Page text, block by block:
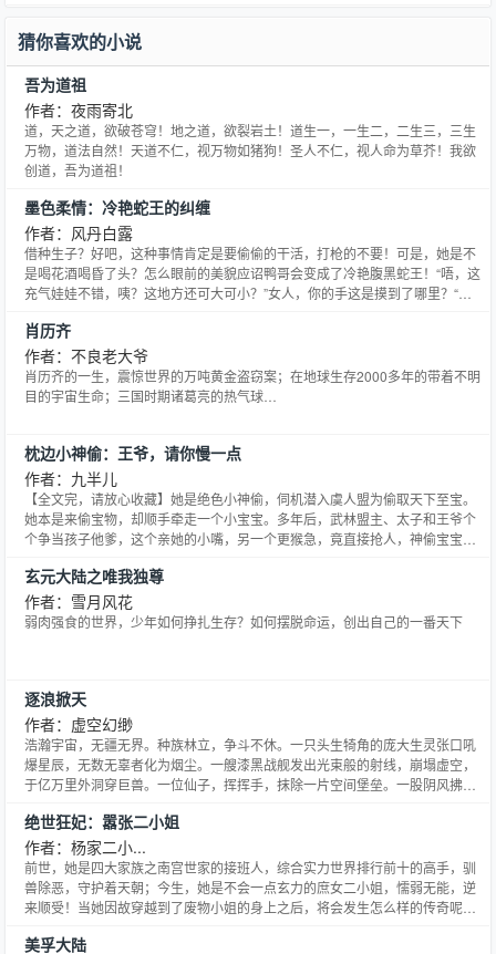
猜你喜欢的小说
吾为道祖
作者：夜雨寄北
道，天之道，欲破苍穹！地之道，欲裂岩土！道生一，一生二，二生三，三生
万物，道法自然！天道不仁，视万物如猪狗！圣人不仁，视人命为草芥！我欲
创道，吾为道祖！
墨色柔情：冷艳蛇王的纠缠
作者：风丹白露
借种生子？好吧，这种事情肯定是要偷偷的干活，打枪的不要！可是，她是不
是喝花酒喝昏了头？怎么眼前的美貌应诏鸭哥会变成了冷艳腹黑蛇王！“唔，这
充气娃娃不错，咦？这地方还可大可小？”女人，你的手这是摸到了哪里？“快
肖历齐
作者：不良老大爷
肖历齐的一生，震惊世界的万吨黄金盗窃案；在地球生存2000多年的带着不明
目的宇宙生命；三国时期诸葛亮的热气球…
枕边小神偷：王爷，请你慢一点
作者：九半儿
【全文完，请放心收藏】她是绝色小神偷，伺机潜入虞人盟为偷取天下至宝。
她本是来偷宝物，却顺手牵走一个小宝宝。多年后，武林盟主、太子和王爷个
个争当孩子他爹，这个亲她的小嘴，另一个更猴急，竟直接抢人，神偷宝宝横
玄元大陆之唯我独尊
作者：雪月风花
弱肉强食的世界，少年如何挣扎生存？如何摆脱命运，创出自己的一番天下
逐浪掀天
作者：虚空幻缈
浩瀚宇宙，无疆无界。种族林立，争斗不休。一只头生犄角的庞大生灵张口吼
爆星辰，无数无辜者化为烟尘。一艘漆黑战舰发出光束般的射线，崩塌虚空，
于亿万里外洞穿巨兽。一位仙子，挥挥手，抹除一片空间堡垒。一股阴风拂
自己全新的人生路。
绝世狂妃：嚣张二小姐
作者：杨家二小...
前世，她是四大家族之南宫世家的接班人，综合实力世界排行前十的高手，驯
兽除恶，守护着天朝；今生，她是不会一点玄力的庶女二小姐，懦弱无能，逆
来顺受！当她因故穿越到了废物小姐的身上之后，将会发生怎么样的传奇呢？
美孚大陆